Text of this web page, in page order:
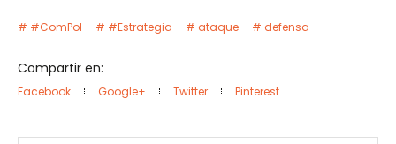
#ComPol #Estrategia ataque defensa
Compartir en:
Facebook Google+ Twitter Pinterest